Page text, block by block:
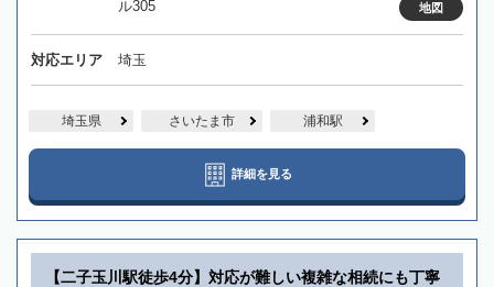
ル305 地図
対応エリア 埼玉
埼玉県 さいたま市 浦和駅
詳細を見る
【二子玉川駅徒歩4分】対応が難しい複雑な相続にも丁寧